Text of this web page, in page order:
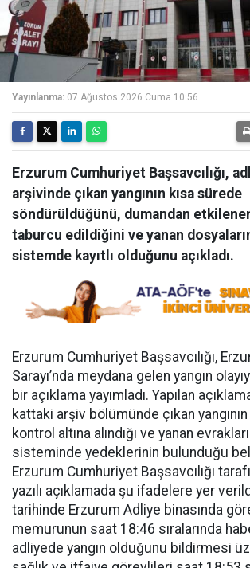
Yayınlanma: 07 Ağustos 2026 Cuma 10:56
Erzurum Cumhuriyet Başsavcılığı,
arşivinde çıkan yangının kısa sürede
söndürüldüğünü, dumandan
taburcu edildiğini ve yanan
sistemde kayıtlı olduğunu açıkladı.
Erzurum Cumhuriyet Başsavcılığı,
Sarayı’nda meydana gelen yangın
bir açıklama yayımladı. Yapılan
kattaki arşiv bölümünde çıkan
kontrol altına alındığı ve yanan
sisteminde yedeklerinin bulunduğu
Erzurum Cumhuriyet Başsavcılığı
yazılı açıklamada şu ifadelere yer
tarihinde Erzurum Adliye binasında
memurunun saat 18:46 sıralarında
adliyede yangın olduğunu bildirmesi